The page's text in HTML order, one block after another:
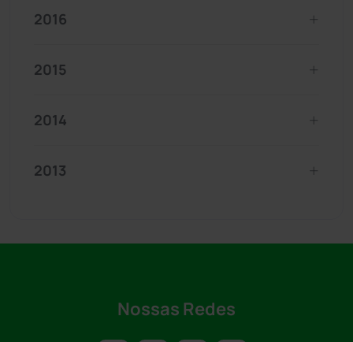
2016
2015
2014
2013
Nossas Redes